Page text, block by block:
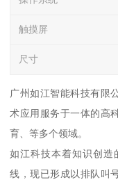
触摸屏
尺寸
广州如江智能科技有限
术应用服务于一体的高
育、等多个领域。
如江科技本着知识创造
线，现已形成以排队叫